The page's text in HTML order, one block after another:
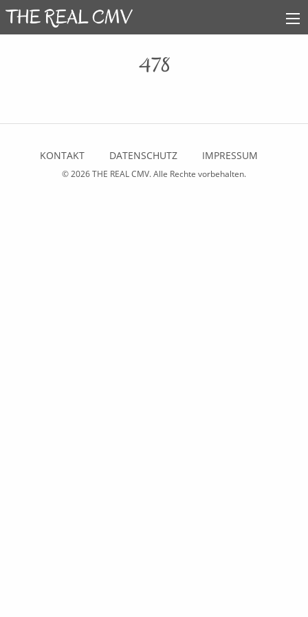
478
KONTAKT DATENSCHUTZ IMPRESSUM
© 2026THE REAL CMV. Alle Rechte vorbehalten.